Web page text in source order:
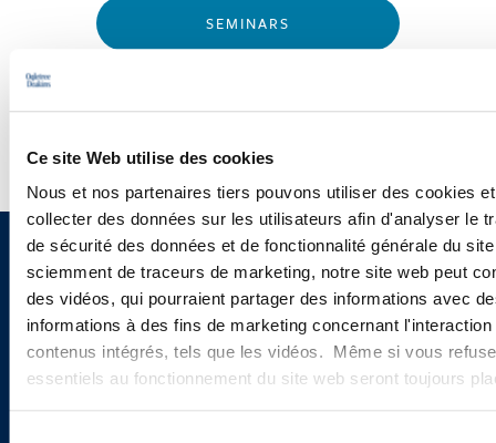
Ce site Web utilise des cookies
Nous et nos partenaires tiers pouvons utiliser des cookies
collecter des données sur les utilisateurs afin d'analyser le
de sécurité des données et de fonctionnalité générale du
sciemment de traceurs de marketing, notre site web peut
des vidéos, qui pourraient partager des informations avec
informations à des fins de marketing concernant
contenus intégrés, tels que les vidéos. Même si vous
essentiels au fonctionnement du site web seront toujours
SEMINARS
Sign up to receive emails about
new developments and upcoming
programs.